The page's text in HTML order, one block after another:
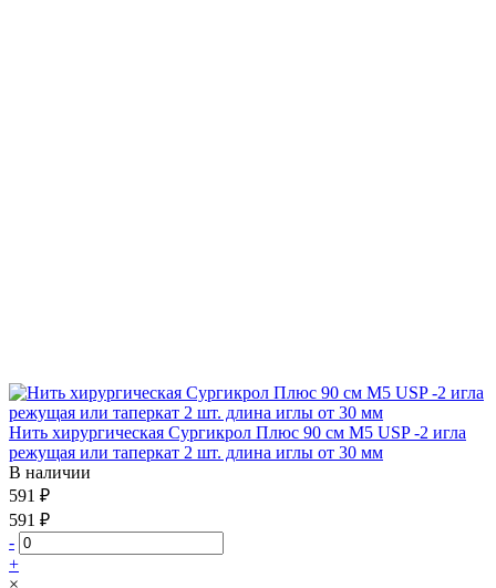
Нить хирургическая Сургикрол Плюс 90 см М5 USP -2 игла
режущая или таперкат 2 шт. длина иглы от 30 мм
В наличии
591 ₽
591 ₽
-
+
×